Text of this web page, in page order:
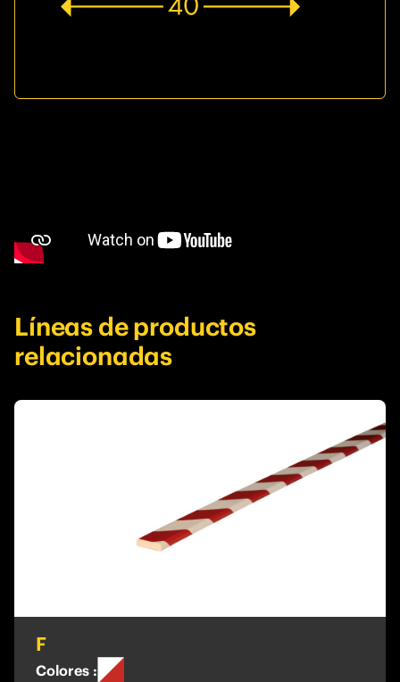
Líneas de productos
relacionadas
F
Colores :